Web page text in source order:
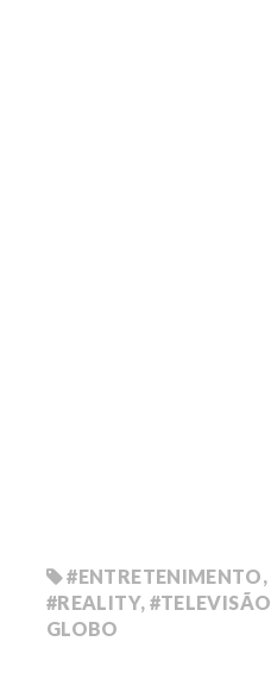
#ENTRETENIMENTO,
#REALITY, #TELEVISÃO
GLOBO